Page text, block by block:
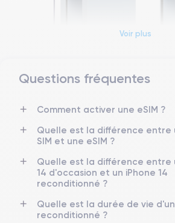
Dimensions et poids
Date de sortie
146.7×71.5×7.8 mm 172 g
Voir plus
Questions fréquentes
Comment activer une eSIM ?
Quelle est la différence entre
SIM et une eSIM ?
Quelle est la différence entre
14 d'occasion et un iPhone 14
reconditionné ?
Quelle est la durée de vie d'un
reconditionné ?